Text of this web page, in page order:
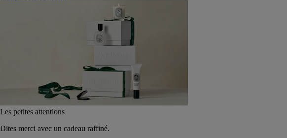
Les petites attentions
Dites merci avec un cadeau raffiné.